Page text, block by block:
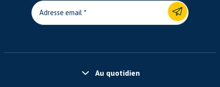
Adresse email
Au quotidien